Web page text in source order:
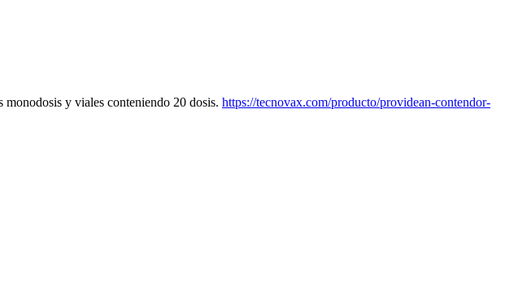
monodosis y viales conteniendo 20 dosis. https://tecnovax.com/producto/providean-contendor-